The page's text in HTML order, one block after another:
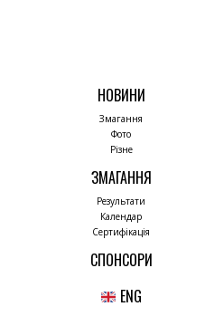
НОВИНИ
Змагання
Фото
Різне
ЗМАГАННЯ
Результати
Календар
Сертифікація
СПОНСОРИ
ENG